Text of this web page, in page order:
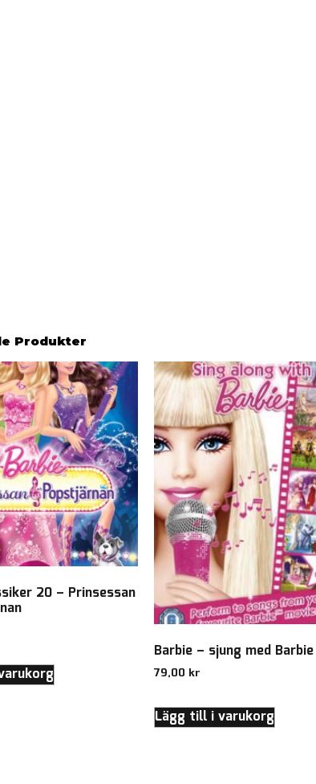
Produkter
20 – Prinsessan
Barbie – sjung med Barbie
79,00 kr
Lägg till i varukorg